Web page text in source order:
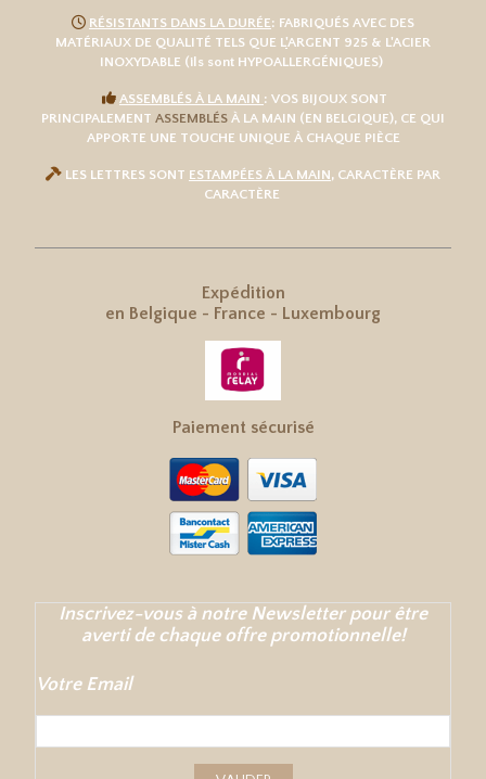
 RÉSISTANTS DANS LA DURÉE: FABRIQUÉS AVEC DES
MATÉRIAUX DE QUALITÉ TELS QUE L'ARGENT 925 & L'ACIER
INOXYDABLE (ils sont HYPOALLERGÉNIQUES)
 ASSEMBLÉS À LA MAIN : VOS BIJOUX SONT
PRINCIPALEMENT ASSEMBLÉS À LA MAIN (EN BELGIQUE), CE QUI
APPORTE UNE TOUCHE UNIQUE À CHAQUE PIÈCE
 LES LETTRES SONT ESTAMPÉES À LA MAIN, CARACTÈRE PAR
CARACTÈRE
Expédition
en Belgique - France - Luxembourg
Paiement sécurisé
Inscrivez-vous à notre Newsletter pour être
averti de chaque offre promotionnelle!
Votre Email